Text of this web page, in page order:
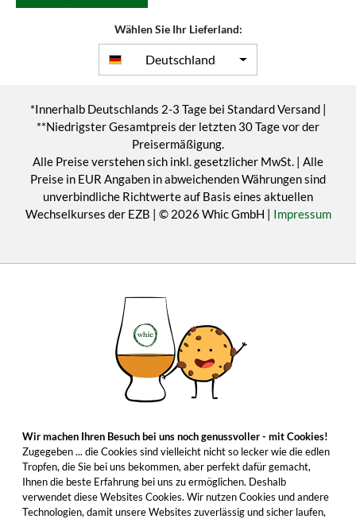
Wählen Sie Ihr Lieferland:
Deutschland
*Innerhalb Deutschlands 2-3 Tage bei Standard Versand |
**Niedrigster Gesamtpreis der letzten 30 Tage vor der
Preisermäßigung.
Alle Preise verstehen sich inkl. gesetzlicher MwSt. | Alle
Preise in EUR Angaben in abweichenden Währungen sind
unverbindliche Richtwerte auf Basis eines aktuellen
Wechselkurses der EZB | © 2026 Whic GmbH | Impressum
Wir machen Ihren Besuch bei uns noch genussvoller - mit Cookies!
Zugegeben ... die Cookies sind vielleicht nicht so lecker wie die edlen
Tropfen, die Sie bei uns bekommen, aber perfekt dafür gemacht,
Ihnen die beste Erfahrung bei uns zu ermöglichen. Deshalb
verwendet diese Websites Cookies. Wir nutzen Cookies und andere
Technologien, damit unsere Websites zuverlässig und sicher laufen,